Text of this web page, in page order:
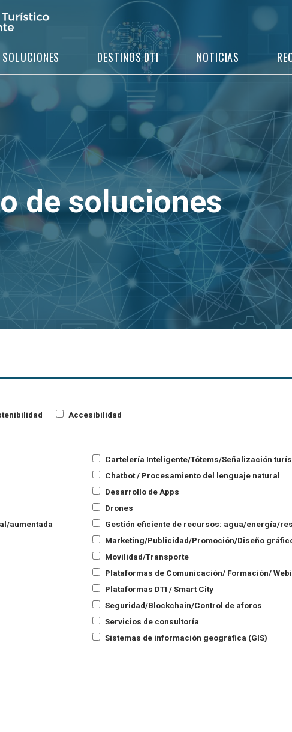
DESTINOS DTI NOTICIAS
de soluciones
Accesibilidad
Cartelería Inteligente/Tótems/Señalización
Chatbot / Procesamiento del lenguaje natural
Desarrollo de Apps
Drones
aumentada
Gestión eficiente de recursos: agua/energía/
Marketing/Publicidad/Promoción/Diseño
Movilidad/Transporte
Plataformas de Comunicación/ Formación/
Plataformas DTI / Smart City
Seguridad/Blockchain/Control de aforos
Servicios de consultoría
Sistemas de información geográfica (GIS)